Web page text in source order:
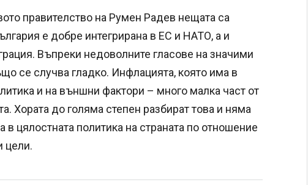
правителство на Румен Радев нещата са
е добре интегрирана в ЕС и НАТО, а и
Въпреки недоволните гласове на значими
се случва гладко. Инфлацията, която има в
и на външни фактори – много малка част от
Хората до голяма степен разбират това и няма
цялостната политика на страната по отношение
цели.